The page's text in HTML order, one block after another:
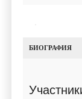
БИОГРАФИЯ